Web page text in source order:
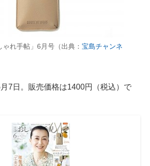
較・事例
活用を支援
れ手帖」6月号（出典： 宝島チャンネ
7日。販売価格は1400円（税込）で